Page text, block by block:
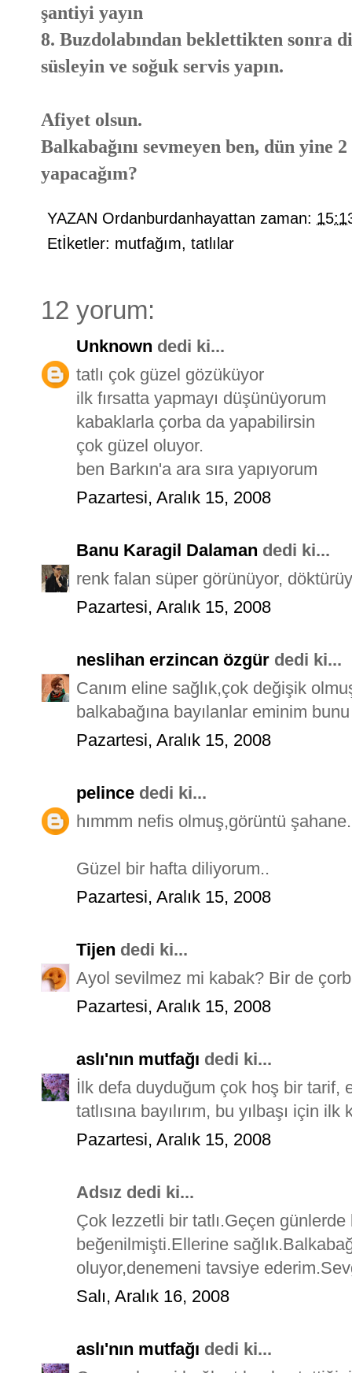
şantiyi yayın
8. Buzdolabından beklettikten
süsleyin ve soğuk servis yapın.
Afiyet olsun.
Balkabağını sevmeyen ben, dün yine
yapacağım?
YAZAN Ordanburdanhayattan zaman:
Etİketler: mutfağım, tatlılar
12 yorum:
Unknown dedi ki...
tatlı çok güzel gözüküyor
ilk fırsatta yapmayı düşünüyorum
kabaklarla çorba da yapabilirsin
çok güzel oluyor.
ben Barkın'a ara sıra yapıyorum
Pazartesi, Aralık 15, 2008
Banu Karagil Dalaman dedi ki...
renk falan süper görünüyor,
Pazartesi, Aralık 15, 2008
neslihan erzincan özgür dedi ki...
Canım eline sağlık,çok değişik
balkabağına bayılanlar eminim
Pazartesi, Aralık 15, 2008
pelince dedi ki...
hımmm nefis olmuş,görüntü
Güzel bir hafta diliyorum..
Pazartesi, Aralık 15, 2008
Tijen dedi ki...
Ayol sevilmez mi kabak? Bir de
Pazartesi, Aralık 15, 2008
aslı'nın mutfağı dedi ki...
İlk defa duyduğum çok hoş bir tarif,
tatlısına bayılırım, bu yılbaşı için
Pazartesi, Aralık 15, 2008
Adsız dedi ki...
Çok lezzetli bir tatlı.Geçen
beğenilmişti.Ellerine
oluyor,denemeni tavsiye
Salı, Aralık 16, 2008
aslı'nın mutfağı dedi ki...